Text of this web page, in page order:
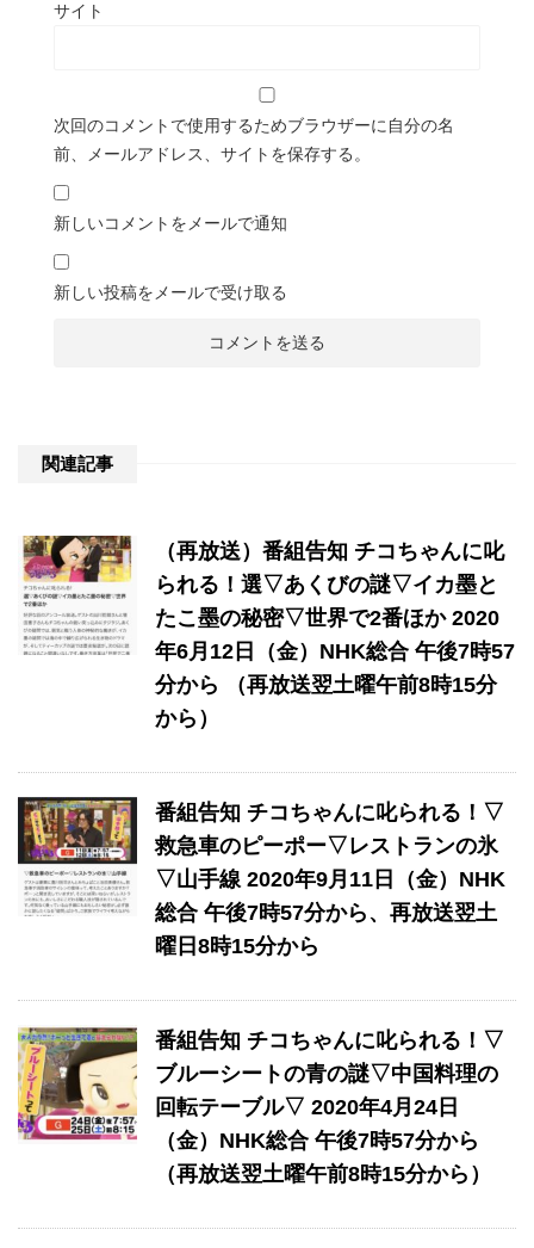
サイト
次回のコメントで使用するためブラウザーに自分の名
前、メールアドレス、サイトを保存する。
新しいコメントをメールで通知
新しい投稿をメールで受け取る
関連記事
（再放送）番組告知 チコちゃんに叱
られる！選▽あくびの謎▽イカ墨と
たこ墨の秘密▽世界で2番ほか 2020
年6月12日（金）NHK総合 午後7時57
分から （再放送翌土曜午前8時15分
から）
番組告知 チコちゃんに叱られる！▽
救急車のピーポー▽レストランの氷
▽山手線 2020年9月11日（金）NHK
総合 午後7時57分から、再放送翌土
曜日8時15分から
番組告知 チコちゃんに叱られる！▽
ブルーシートの青の謎▽中国料理の
回転テーブル▽ 2020年4月24日
（金）NHK総合 午後7時57分から
（再放送翌土曜午前8時15分から）